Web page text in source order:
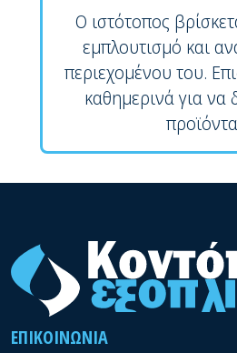
Ο ιστότοπος
εμπλουτισμό και
περιεχομένου του.
καθημερινά για να
ΕΠΙΚΟΙΝΩΝΊΑ